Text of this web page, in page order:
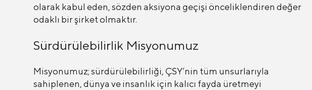
olarak kabul eden, sözden aksiyona geçişi önceliklendiren değer
odaklı bir şirket olmaktır.
Sürdürülebilirlik Misyonumuz
Misyonumuz; sürdürülebilirliği, ÇSY’nin tüm unsurlarıyla
sahiplenen, dünya ve insanlık için kalıcı fayda üretmeyi